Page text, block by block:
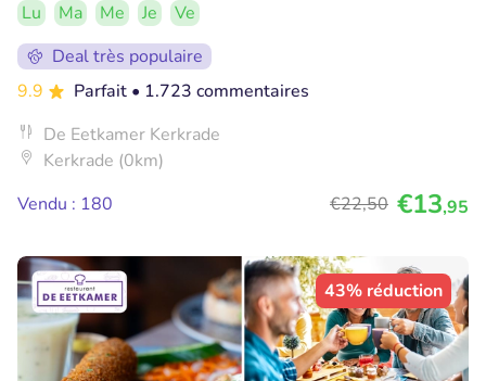
Lu Ma Me Je
Ve
Deal très populaire
9.9
Parfait • 1.723 commentaires
De Eetkamer Kerkrade
Kerkrade (0km)
Vendu : 180
€22,50 €13,95
43% réduction